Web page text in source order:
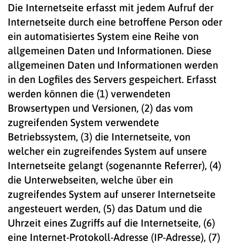
Die Internetseite erfasst mit jedem Aufruf der
Internetseite durch eine betroffene Person oder
ein automatisiertes System eine Reihe von
allgemeinen Daten und Informationen. Diese
allgemeinen Daten und Informationen werden
in den Logfiles des Servers gespeichert. Erfasst
werden können die (1) verwendeten
Browsertypen und Versionen, (2) das vom
zugreifenden System verwendete
Betriebssystem, (3) die Internetseite, von
welcher ein zugreifendes System auf unsere
Internetseite gelangt (sogenannte Referrer), (4)
die Unterwebseiten, welche über ein
zugreifendes System auf unserer Internetseite
angesteuert werden, (5) das Datum und die
Uhrzeit eines Zugriffs auf die Internetseite, (6)
eine Internet-Protokoll-Adresse (IP-Adresse), (7)